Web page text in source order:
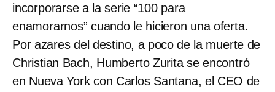
incorporarse a la serie “100 para
enamorarnos” cuando le hicieron una oferta.
Por azares del destino, a poco de la muerte de
Christian Bach, Humberto Zurita se encontró
en Nueva York con Carlos Santana, el CEO de